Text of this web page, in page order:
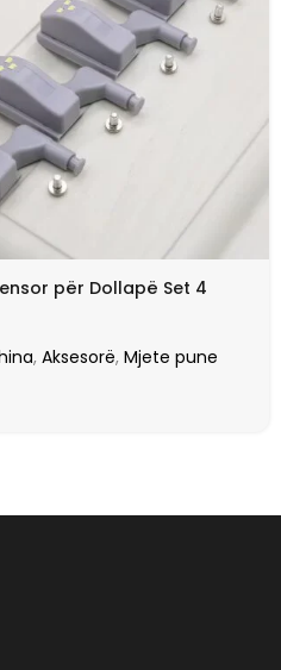
për Dollapë Set 4
, Aksesorë, Mjete pune